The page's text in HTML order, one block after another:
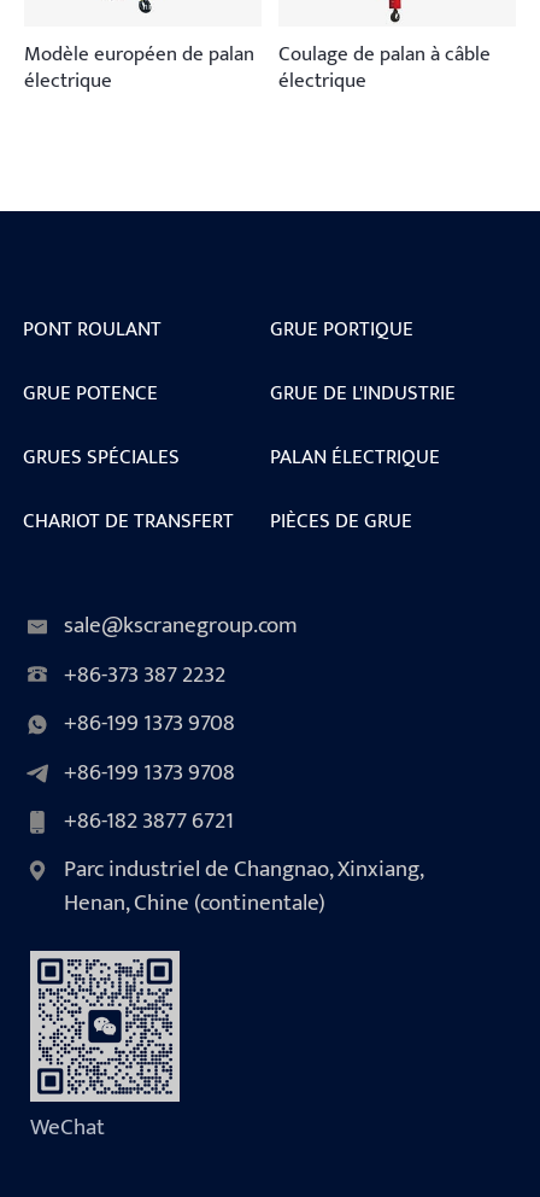
Modèle européen de palan
électrique
Coulage de palan à câble
électrique
PONT ROULANT
GRUE PORTIQUE
GRUE POTENCE
GRUE DE L'INDUSTRIE
GRUES SPÉCIALES
PALAN ÉLECTRIQUE
CHARIOT DE TRANSFERT
PIÈCES DE GRUE
sale@kscranegroup.com
+86-373 387 2232
+86-199 1373 9708
+86-199 1373 9708
+86-182 3877 6721
Parc industriel de Changnao, Xinxiang,
Henan, Chine (continentale)
WeChat